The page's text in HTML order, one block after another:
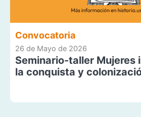
Convocatoria
26 de Mayo de 2026
Seminario-taller Mujeres
la conquista y